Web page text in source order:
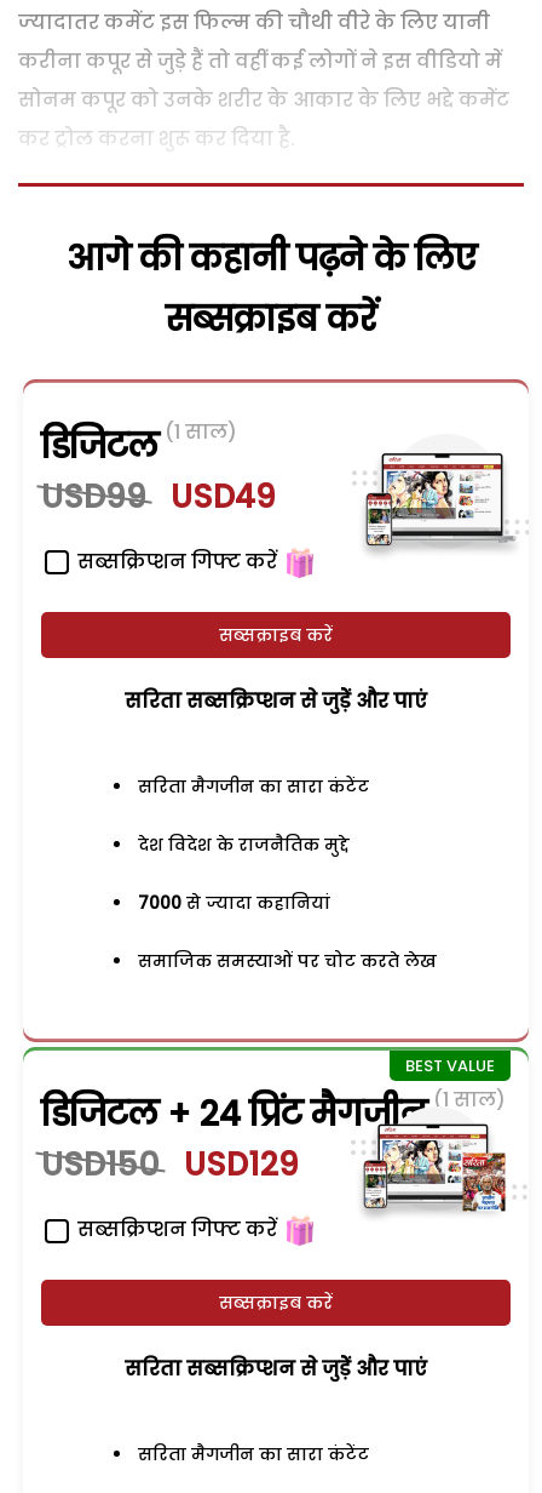
ज्‍यादातर कमेंट इस फिल्‍म की चौथी वीरे के लिए यानी
करीना कपूर से जुड़े हैं तो वहीं कई लोगों ने इस वीडियो में
सोनम कपूर को उनके शरीर के आकार के लिए भद्दे कमेंट
कर ट्रोल करना शुरू कर दिया है.
आगे की कहानी पढ़ने के लिए
सब्सक्राइब करें
डिजिटल (1 साल)
USD99 USD49
सब्सक्रिप्शन गिफ्ट करें
सब्सक्राइब करें
सरिता सब्सक्रिप्शन से जुड़ेें और पाएं
सरिता मैगजीन का सारा कंटेंट
देश विदेश के राजनैतिक मुद्दे
7000 से ज्यादा कहानियां
समाजिक समस्याओं पर चोट करते लेख
डिजिटल + 24 प्रिंट मैगजीन (1 साल)
USD150 USD129
सब्सक्रिप्शन गिफ्ट करें
सब्सक्राइब करें
सरिता सब्सक्रिप्शन से जुड़ेें और पाएं
सरिता मैगजीन का सारा कंटेंट